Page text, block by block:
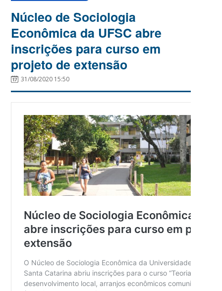
Núcleo de Sociologia
Econômica da UFSC abre
inscrições para curso em
projeto de extensão
31/08/2020 15:50